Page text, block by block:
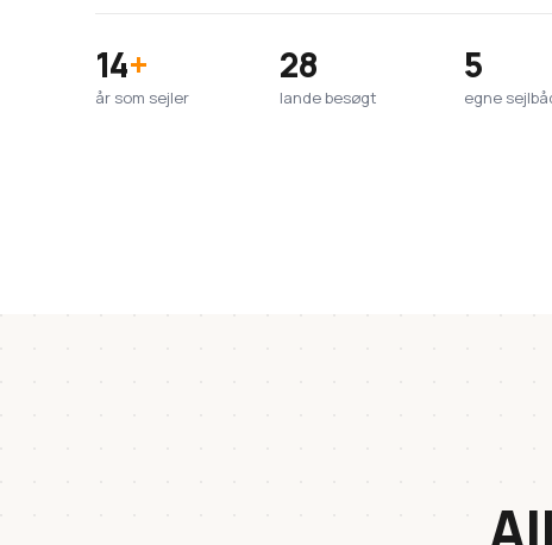
14+
år som sejler
28
lande besøgt
5
egne